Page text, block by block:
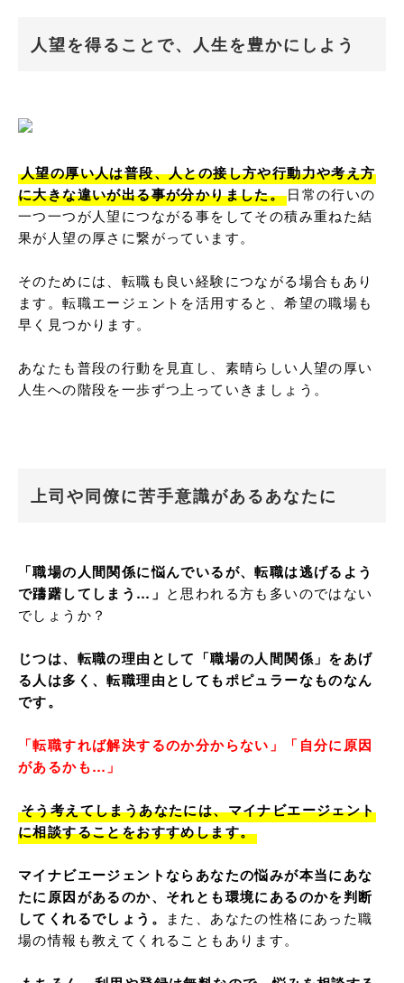
人望を得ることで、人生を豊かにしよう
人望の厚い人は普段、人との接し方や行動力や考え方
に大きな違いが出る事が分かりました。 日常の行いの
一つ一つが人望につながる事をしてその積み重ねた結
果が人望の厚さに繋がっています。
そのためには、転職も良い経験につながる場合もあり
ます。転職エージェントを活用すると、希望の職場も
早く見つかります。
あなたも普段の行動を見直し、素晴らしい人望の厚い
人生への階段を一歩ずつ上っていきましょう。
上司や同僚に苦手意識があるあなたに
「職場の人間関係に悩んでいるが、転職は逃げるよう
で躊躇してしまう…」 と思われる方も多いのではない
でしょうか？
じつは、転職の理由として「職場の人間関係」をあげ
る人は多く、転職理由としてもポピュラーなものなん
です。
「転職すれば解決するのか分からない」「自分に原因
があるかも…」
そう考えてしまうあなたには、マイナビエージェント
に相談することをおすすめします。
マイナビエージェントならあなたの悩みが本当にあな
たに原因があるのか、それとも環境にあるのかを判断
してくれるでしょう。
また、あなたの性格にあった職
場の情報も教えてくれることもあります。